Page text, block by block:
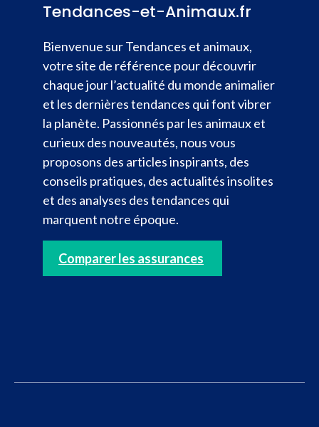
Tendances-et-Animaux.fr
Bienvenue sur Tendances et animaux,
votre site de référence pour découvrir
chaque jour l’actualité du monde animalier
et les dernières tendances qui font vibrer
la planète. Passionnés par les animaux et
curieux des nouveautés, nous vous
proposons des articles inspirants, des
conseils pratiques, des actualités insolites
et des analyses des tendances qui
marquent notre époque.
Comparer les assurances